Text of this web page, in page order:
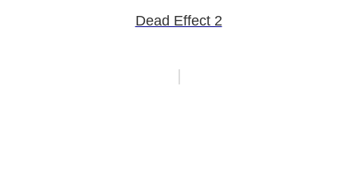
Dead Effect 2